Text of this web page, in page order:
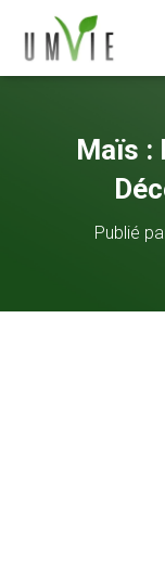
Maïs :
Publié